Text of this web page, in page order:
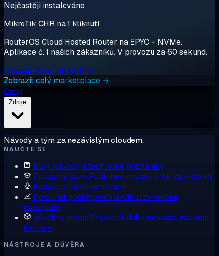
Nejčastěji instalováno
MikroTik CHR na 1 kliknutí
RouterOS Cloud Hosted Router na EPYC + NVMe.
Aplikace č. 1 našich zákazníků. V provozu za 60 sekund.
Nasadit MikroTik CHR →
Zobrazit celý marketplace →
Ceny
Návody a tým za nezávislým cloudem.
NAUČTE SE
Blog Návody a technické poznámky
Znalostní báze Podrobné návody krok za krokem
Redakce Tisk a oznámení
Porovnat poskytovateleCloudzy versus
alternativy
Všechny zdroje Průvodci, dokumentace, nástroje,
novinky
NÁSTROJE A DŮVĚRA